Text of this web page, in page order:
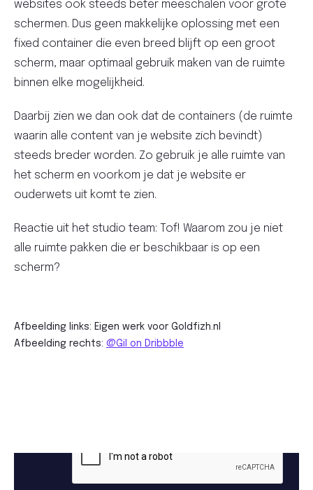
websites ook steeds beter meeschalen voor grote
schermen. Dus geen makkelijke oplossing met een
fixed container die even breed blijft op een groot
scherm, maar optimaal gebruik maken van de ruimte
binnen elke mogelijkheid.
Daarbij zien we dan ook dat de containers (de ruimte
waarin alle content van je website zich bevindt)
steeds breder worden. Zo gebruik je alle ruimte van
het scherm en voorkom je dat je website er
ouderwets uit komt te zien.
Reactie uit het studio team: Tof! Waarom zou je niet
alle ruimte pakken die er beschikbaar is op een
scherm?
Afbeelding links: Eigen werk voor Goldfizh.nl
Afbeelding rechts: @Gil on Dribbble